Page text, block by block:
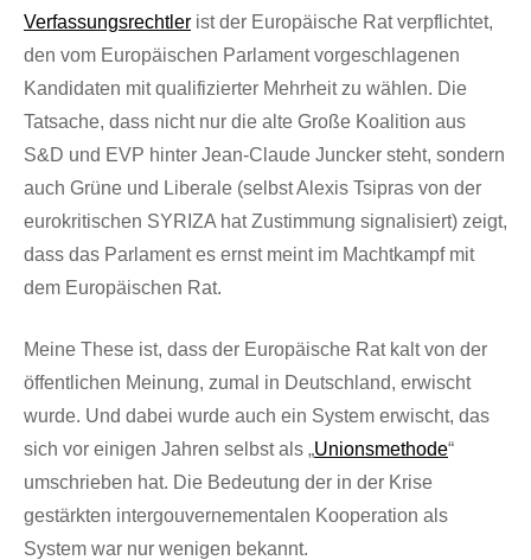
Verfassungsrechtler ist der Europäische Rat verpflichtet,
den vom Europäischen Parlament vorgeschlagenen
Kandidaten mit qualifizierter Mehrheit zu wählen. Die
Tatsache, dass nicht nur die alte Große Koalition aus
S&D und EVP hinter Jean-Claude Juncker steht, sondern
auch Grüne und Liberale (selbst Alexis Tsipras von der
eurokritischen SYRIZA hat Zustimmung signalisiert) zeigt,
dass das Parlament es ernst meint im Machtkampf mit
dem Europäischen Rat.
Meine These ist, dass der Europäische Rat kalt von der
öffentlichen Meinung, zumal in Deutschland, erwischt
wurde. Und dabei wurde auch ein System erwischt, das
sich vor einigen Jahren selbst als „Unionsmethode“
umschrieben hat. Die Bedeutung der in der Krise
gestärkten intergouvernementalen Kooperation als
System war nur wenigen bekannt.